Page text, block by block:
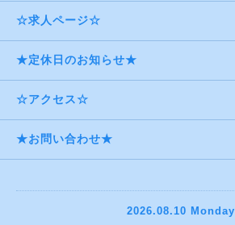
☆求人ページ☆
★定休日のお知らせ★
☆アクセス☆
★お問い合わせ★
2026.08.10 Monday